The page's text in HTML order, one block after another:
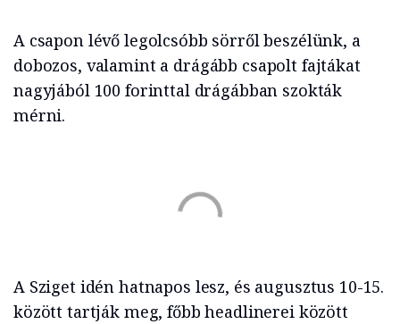
A csapon lévő legolcsóbb sörről beszélünk, a
dobozos, valamint a drágább csapolt fajtákat
nagyjából 100 forinttal drágábban szokták
mérni.
A Sziget idén hatnapos lesz, és augusztus 10-15.
között tartják meg, főbb headlinerei között